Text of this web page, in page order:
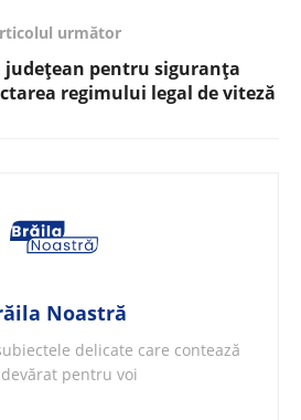
următor
pentru siguranța
regimului legal de viteză
Noastră
delicate care contează
pentru voi